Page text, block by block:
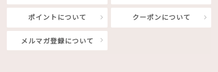
ポイントについて クーポンについて
メルマガ登録について